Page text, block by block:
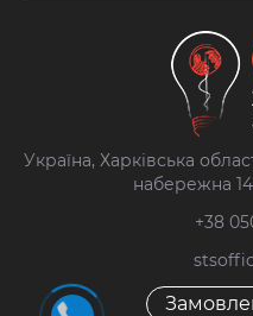
Україна, Харківська
набережна
+38